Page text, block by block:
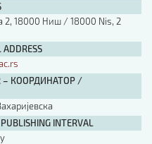
2, 18000 Ниш / 18000 Nis, 2
– КООРДИНАТОР /
INTERVAL